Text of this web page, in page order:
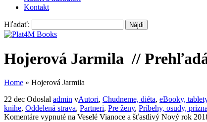
Kontakt
Hľadať:
Hojerová Jarmila //
Home » Hojerová Jarmila
22 dec Odoslal admin vAutori, Chudneme, diéta, eBooky,
knihe, Oddelená strava, Partneri, Pre ženy, Príbehy, osudy,
Komentáre vypnuté na Veselé Vianoce a šťastlivý Nový rok